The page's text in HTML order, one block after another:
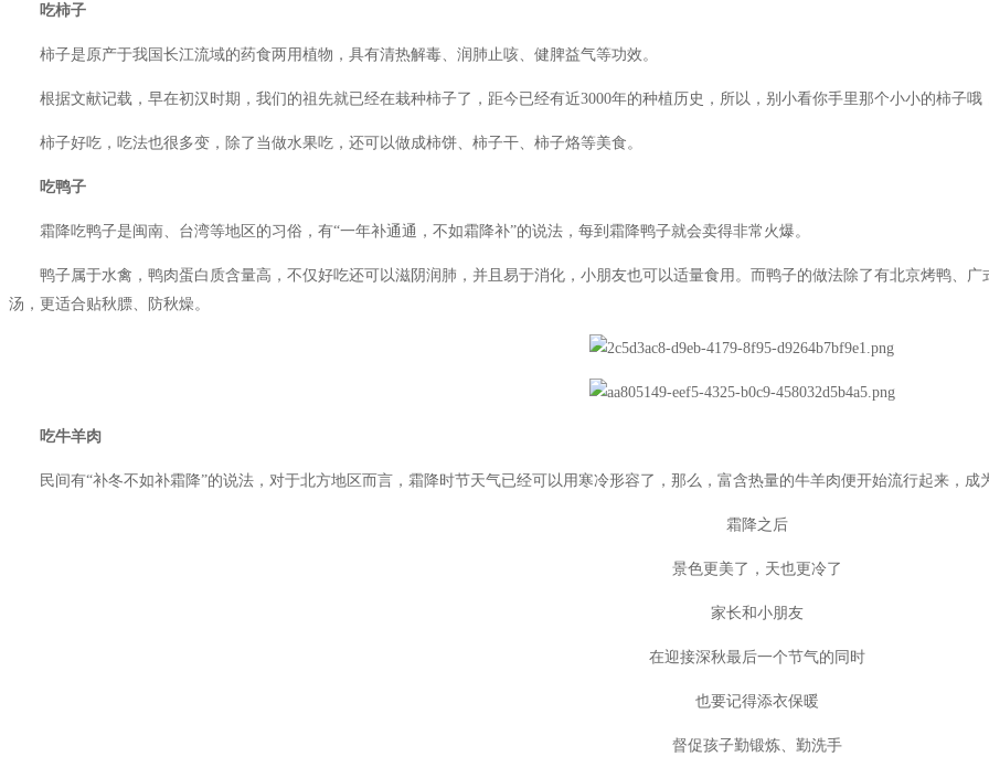
吃柿子
柿子是原产于我国长江流域的药食两用植物，具有清热解毒、润肺止咳、健脾益气等功效。
根据文献记载，早在初汉时期，我们的祖先就已经在栽种柿子了，距今已经有近3000年的种植历史，所以，别小看你手里那个小小的柿子哦
柿子好吃，吃法也很多变，除了当做水果吃，还可以做成柿饼、柿子干、柿子烙等美食。
吃鸭子
霜降吃鸭子是闽南、台湾等地区的习俗，有“一年补通通，不如霜降补”的说法，每到霜降鸭子就会卖得非常火爆。
鸭子属于水禽，鸭肉蛋白质含量高，不仅好吃还可以滋阴润肺，并且易于消化，小朋友也可以适量食用。而鸭子的做法除了有北京烤鸭、广
汤，更适合贴秋膘、防秋燥。
吃牛羊肉
民间有“补冬不如补霜降”的说法，对于北方地区而言，霜降时节天气已经可以用寒冷形容了，那么，富含热量的牛羊肉便开始流行起来，成
霜降之后
景色更美了，天也更冷了
家长和小朋友
在迎接深秋最后一个节气的同时
也要记得添衣保暖
督促孩子勤锻炼、勤洗手